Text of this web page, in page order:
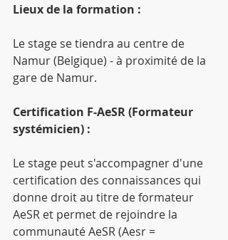
Lieux de la formation :
Le stage se tiendra au centre de
Namur (Belgique) - à proximité de la
gare de Namur.
Certification F-AeSR (Formateur
systémicien) :
Le stage peut s'accompagner d'une
certification des connaissances qui
donne droit au titre de formateur
AeSR et permet de rejoindre la
communauté AeSR (Aesr =